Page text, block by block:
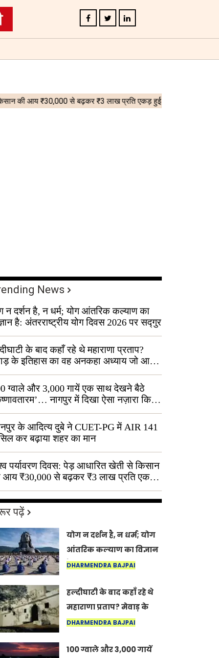
News
न दर्शन है, न धर्म; योग आंतरिक कल्याण का
है: अंतरराष्ट्रीय योग दिवस 2026 पर सद्गुर
के बाद कहाँ रहे थे महाराणा प्रताप?
के इतिहास का वह अनकहा अध्याय जो आज
में जीवित है
ग्वाले और 3,000 गायें एक साथ देखने बैठे
नागपुर में दिखा ऐसा नज़ारा कि
बोले, “ऐसा तो सिर्फ़ कृष्ण ही कर सकते हैं”
के आदित्य दुबे ने CUET-PG में AIR 141
कर बढ़ाया शहर का मान
पर्यावरण दिवस: पेड़ आधारित खेती से किसान
आय ₹30,000 से बढ़कर ₹3 लाख प्रति एकड़
पढ़ें
योग न दर्शन है, न धर्म; योग
आंतरिक कल्याण का विज्ञान
है: अंतरराष्ट्रीय योग दिवस
DHARMENDRA BAJPAI
हल्दीघाटी के बाद कहाँ रहे थे
महाराणा प्रताप? मेवाड़ के
इतिहास का वह अनकहा
में जीवित है
DHARMENDRA BAJPAI
100 ग्वाले और 3,000 गायें